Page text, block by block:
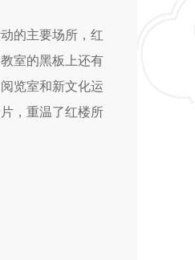
的主要场所，红
室的黑板上还有
览室和新文化运
，重温了红楼所